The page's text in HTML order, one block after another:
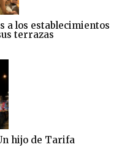
a los establecimientos
terrazas
hijo de Tarifa